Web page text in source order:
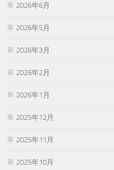
2026年6月
2026年5月
2026年3月
2026年2月
2026年1月
2025年12月
2025年11月
2025年10月